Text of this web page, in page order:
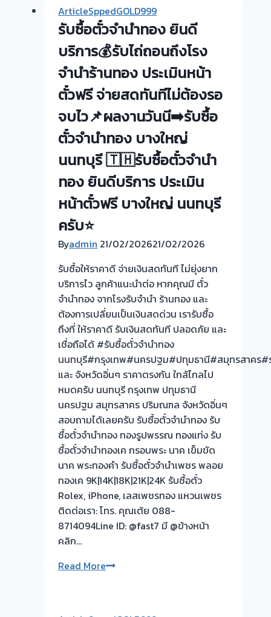
เงิน
ทันที
หลัง
ไถ่ถอน
ไม่
รอ
รับ
ตั๋ว
จำนำ
ทอง
ซื้อ
ตั๋ว
จำนำ
ทอง
รับ
ซื้อ
นอก
สถาน
ที่
วัน
นี้
ให้
บริการ
ซอย
อิฐ
นนทบุรี
ครับ
ArticleSppedGOLD999
รับซื้อตั๋วจำนำทอง ยินดี
บริการ💰รับไถ่ถอนถึงโรง
จำนำร้านทอง ประเมินหน้า
ตั๋วฟรี จ่ายสดทันทีไม่ต้องรอ
จบไว📌ผลงานวันนี➡️รับซื้อ
ตั๋วจำนำทอง บางใหญ่
นนทบุรี 🇹🇭รับซื้อตั๋วจำนำ
ทอง ยินดีบริการ ประเมิน
หน้าตั๋วฟรี บางใหญ่ นนทบุรี
ครับ⭐
Byadmin 21/02/202621/02/2026
รับซื้อให้ราคาดี จ่ายเงินสดทันที ไม่ยุ่งยาก
บริการไว ลูกค้าแนะนำต่อ หากคุณมี ตั๋ว
จำนำทอง จากโรงรับจำนำ ร้านทอง และ
ต้องการเปลี่ยนเป็นเงินสดด่วน เรารับซื้อ
ถึงที่ ให้ราคาดี รับเงินสดทันที ปลอดภัย และ
เชื่อถือได้ #รับซื้อตั๋วจำนำทอง
นนทบุรี#กรุงเทพ#นครปฐม#ปทุมธานี#สมุทรสาคร#
และ จังหวัดอิ่นๆ ราคาตรงกัน ใกล้ไกลไป
หมดครับ นนทบุรี กรุงเทพ ปทุมธานี
นครปฐม สมุทรสาคร ปริมณฑล จังหวัดอิ่นๆ
สอบถามได้เลยครับ รับซื้อตั๋วจำนำทอง รับ
ซื้อตั๋วจำนำทอง ทองรูปพรรณ ทองแท่ง รับ
ซื้อตั๋วจำนำทองเค กรอบพระ นาค เข็มขัด
นาค พระทองคำ รับซื้อตั๋วจำนำเพชร พลอย
ทองเค 9K|14K|18K|21K|24K รับซื้อตั๋ว
Rolex, iPhone, เลสเพชรทอง แหวนเพชร
ติดต่อเรา: โทร. คุณเต้ย 088-
8714094Line ID: @fast7 มี @ข้างหน้า
คลิก…
Read Moreรับ